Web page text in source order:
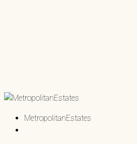
MetropolitanEstates